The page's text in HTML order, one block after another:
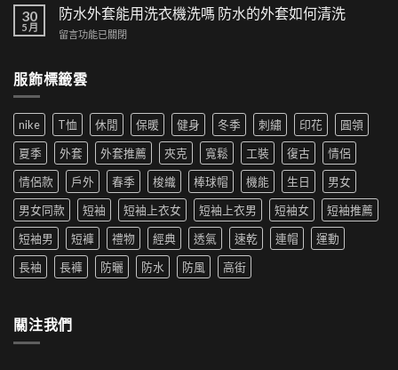
街
風
來
尚
革
新〉
中
時
工
短
褲
為
夏
季
新
寵〉
中
夫
帽
如
搭|
生
穿
搭
推
薦|
女
生
穿
推
薦〉
中
30
5 月
防水外套能用洗衣機洗嗎 防水的外套如何清洗
在
外
用
洗
衣
機
嗎
防
水
外
套
清
洗〉
留言功能已關閉
服飾標籤雲
nike T恤 休閒 保暖 健身 冬季 刺繡 印花
圓領
夏季
外套 外套推薦 夾克 寬鬆 工裝 復古
情侶
情侶款
戶外 春季 梭織 棒球帽 機能 生日
男女
男女同款
短袖 短袖上衣女 短袖上衣男 短袖女
短袖推薦
短袖男
短褲 禮物 經典 透氣 速乾 連帽
運動
長袖
長褲 防曬 防水 防風 高街
關注我們